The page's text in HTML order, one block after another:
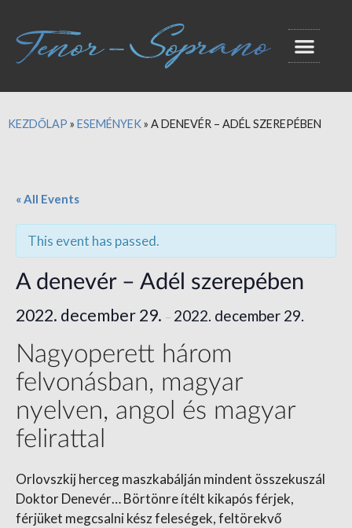
KEZDŐLAP » ESEMÉNYEK» A DENEVÉR – ADÉL SZEREPÉBEN
« All Events
This event has passed.
A denevér – Adél szerepében
2022. december 29. – 2022. december 29.
Nagyoperett három
felvonásban, magyar
nyelven, angol és magyar
felirattal
Orlovszkij herceg maszkabálján mindent összekuszál
Doktor Denevér… Börtönre ítélt kikapós férjek,
férjüket megcsalni kész feleségek, feltörekvő